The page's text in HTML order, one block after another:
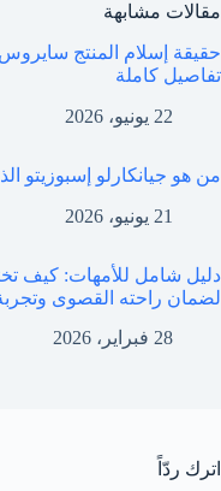
مقالات مشابهة
تفاصيل كاملة
22 يونيو، 2026
من هو جيانكارلو إسبوزيتو
21 يونيو، 2026
دليل شامل للأمهات: كيف
لضمان راحته القصوى
28 فبراير، 2026
اترك ردّاً